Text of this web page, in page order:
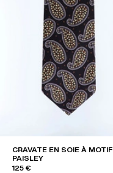
CRAVATE EN SOIE À MOTIF
PAISLEY
125 €